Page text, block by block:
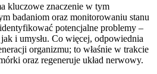
kluczowe znaczenie w tym
badaniom oraz monitorowaniu stanu
potencjalne problemy –
i umysłu. Co więcej, odpowiednia
organizmu; to właśnie w trakcie
oraz regeneruje układ nerwowy.